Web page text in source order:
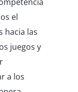
el
hacia las
juegos y
a los